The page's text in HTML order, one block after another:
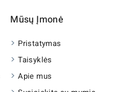
Mūsų Įmonė
Pristatymas
Taisyklės
Apie mus